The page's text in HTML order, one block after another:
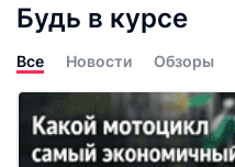
Будь в курсе
Все Новости Обзоры